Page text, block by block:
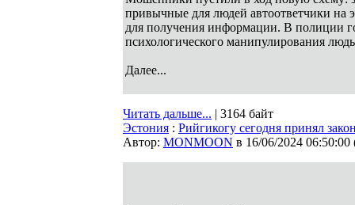
привычные для людей автоответчики на
для получения информации. В полиции
психологического манипулирования
Далее...
Читать дальше... | 3164 байт
Эстония : Рийгикогу сегодня принял
Автор: MONMOON в 16/06/2024 06:50:00